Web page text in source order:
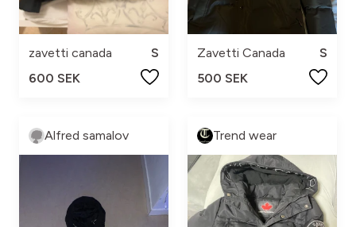
zavetti canada
S
600 SEK
Zavetti Canada
S
500 SEK
Alfred samalov Trend wear